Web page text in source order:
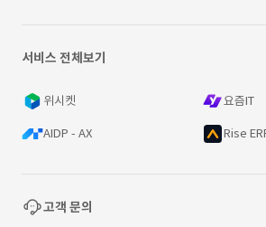
서비스 전체보기
위시켓 요즘IT
AIDP - AX Rise
고객 문의